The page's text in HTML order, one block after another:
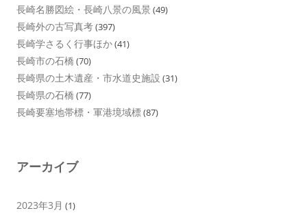
長崎名勝図絵・長崎八景の風景 (49)
長崎外の古写真考(397)
長崎学さるく行事ほか(41)
長崎市の石橋 (70)
長崎県の土木遺産・市水道史施設 (31)
長崎県の石橋 (77)
長崎要塞地帯標・軍港境域標(87)
アーカイブ
2023年3月 (1)